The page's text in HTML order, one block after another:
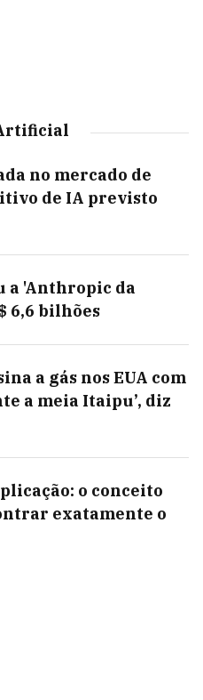
no mercado de
de IA previsto
a 'Anthropic da
6,6 bilhões
a gás nos EUA com
a meia Itaipu’, diz
o conceito
exatamente o